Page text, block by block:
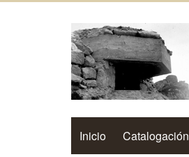
Inicio Catalogación